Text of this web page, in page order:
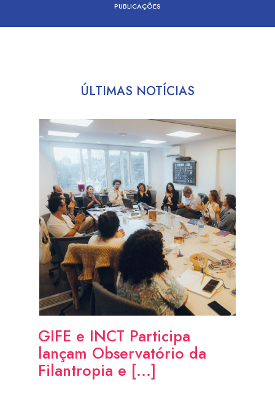
PUBLICAÇÕES
ÚLTIMAS NOTÍCIAS
GIFE e INCT Participa
lançam Observatório da
Filantropia e [...]